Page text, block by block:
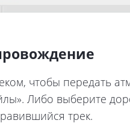
чтобы передать
Либо выберите
трек.